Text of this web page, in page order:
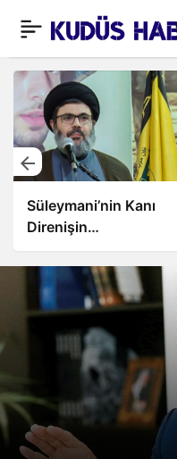
Nasrallah: İsrail’in
Tamamını Vuracak
Güçteyiz